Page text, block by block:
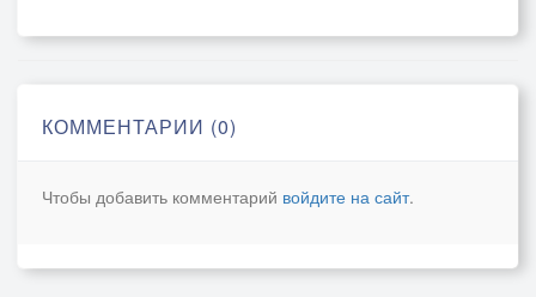
КОММЕНТАРИИ (0)
Чтобы добавить комментарий войдите на сайт.